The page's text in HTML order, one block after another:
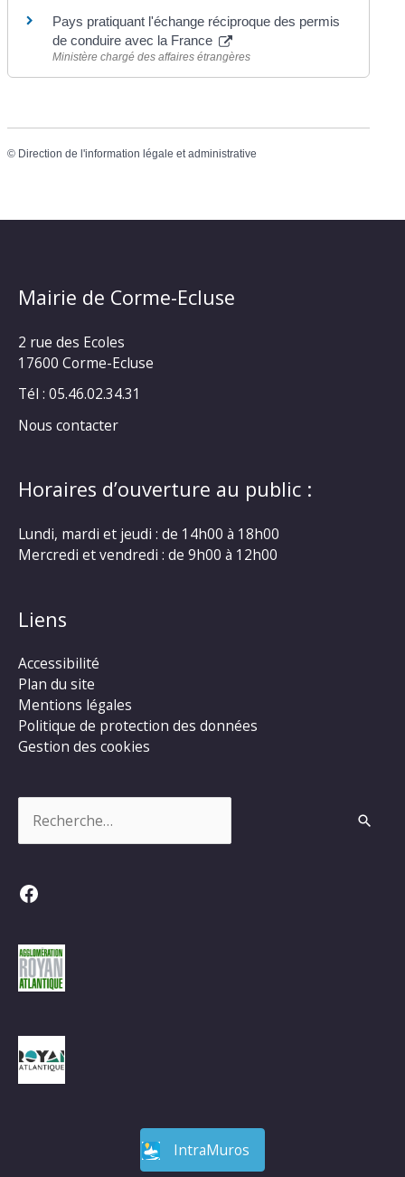
Pays pratiquant l'échange réciproque des permis
de conduire avec la France
Ministère chargé des affaires étrangères
© Direction de l'information légale et administrative
Mairie de Corme-Ecluse
2 rue des Ecoles
17600 Corme-Ecluse
Tél : 05.46.02.34.31
Nous contacter
Horaires d’ouverture au public :
Lundi, mardi et jeudi : de 14h00 à 18h00
Mercredi et vendredi : de 9h00 à 12h00
Liens
Accessibilité
Plan du site
Mentions légales
Politique de protection des données
Gestion des cookies
Facebook
IntraMuros